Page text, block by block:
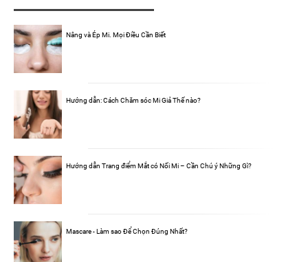
Nâng và Ép Mi. Mọi Điều Cần Biết
Hướng dẫn: Cách Chăm sóc Mi Giả Thế nào?
Hướng dẫn Trang điểm Mắt có Nối Mi – Cần Chú ý Những Gì?
Mascare - Làm sao Để Chọn Đúng Nhất?